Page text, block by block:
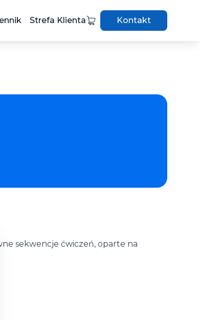
Strefa Klienta Kontakt
sekwencje ćwiczeń, oparte na